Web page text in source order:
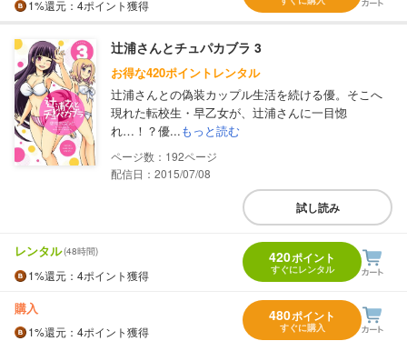
1%還元 ：4ポイント獲得
辻浦さんとチュパカブラ 3
お得な420ポイントレンタル
辻浦さんとの偽装カップル生活を続ける優。そこへ
現れた転校生・早乙女が、辻浦さんに一目惚
れ…！？優...もっと読む
192
配信日：2015/07/08
試し読み
レンタル(48時間)
1%還元 ：4ポイント獲得
420ポイント
すぐにレンタル
購入
1%還元 ：4ポイント獲得
480ポイント
すぐに購入